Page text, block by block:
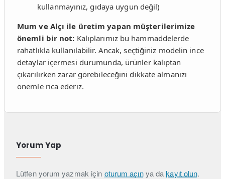
kullanmayınız, gıdaya uygun değil)
Mum ve Alçı ile üretim yapan müşterilerimize
önemli bir not: Kalıplarımız bu hammaddelerde
rahatlıkla kullanılabilir. Ancak, seçtiğiniz modelin ince
detaylar içermesi durumunda, ürünler kalıptan
çıkarılırken zarar görebileceğini dikkate almanızı
önemle rica ederiz.
Yorum Yap
Lütfen yorum yazmak için oturum açınya dakayıt olun.